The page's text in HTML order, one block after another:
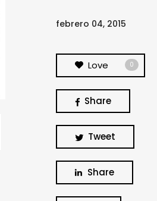
febrero 04, 2015
Love 0
Share
Tweet
Share